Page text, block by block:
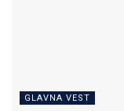
GLAVNA VEST